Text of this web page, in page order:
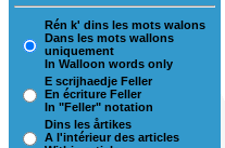
Rén k' dins les mots walons
Dans les mots wallons
uniquement
In Walloon words only
E scrijhaedje Feller
En écriture Feller
In "Feller" notation
Dins les årtikes
A l'intérieur des articles